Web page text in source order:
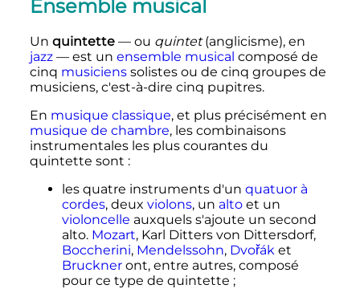
Ensemble musical
Un quintette — ou quintet(anglicisme), en
jazz —est un ensemble musical composé de
cinq musicienssolistes ou de cinq groupes de
musiciens, c'est-à-dire cinq pupitres.
En musique classique, et plus précisément en
musique de chambre, les combinaisons
instrumentales les plus courantes du
quintette sont :
les quatre instruments d'un quatuor à
cordes, deux violons, un altoet un
violoncelle auxquels s'ajoute un second
alto. Mozart, Karl Ditters von Dittersdorf,
Boccherini, Mendelssohn, Dvořák et
Bruckneront, entre autres, composé
pour ce type de quintette ;